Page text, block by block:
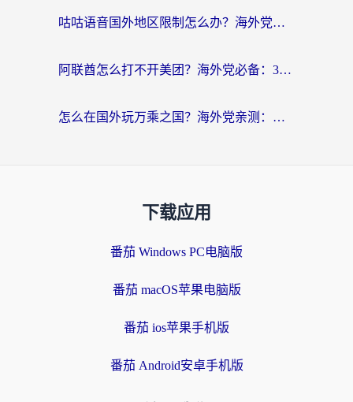
咕咕语音国外地区限制怎么办？海外党必备的回国加速器选择指南（附音悦Tai、搜狐视频解决妙招）
阿联酋怎么打不开美团？海外党必备：3步解决回国追剧、看球、刷B站的全部烦恼
怎么在国外玩万乘之国？海外党亲测：突破限制的3个实用技巧
下载应用
番茄 Windows PC电脑版
番茄 macOS苹果电脑版
番茄 ios苹果手机版
番茄 Android安卓手机版